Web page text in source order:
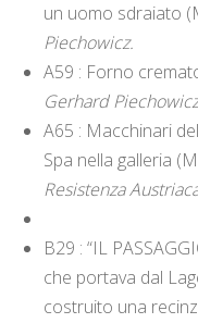
un uomo sdraiato
Piechowicz.
A59 : Forno
Gerhard
A65 : Macchinari
Spa nella galleria
Resistenza
B29 : “IL
che portava dal
costruito una